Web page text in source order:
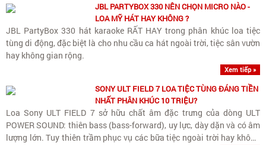
JBL PARTYBOX 330 NÊN CHỌN MICRO NÀO -
LOA MỸ HÁT HAY KHÔNG ?
JBL PartyBox 330 hát karaoke RẤT HAY trong phân khúc loa tiệc
tùng di động, đặc biệt là cho nhu cầu ca hát ngoài trời, tiệc sân vườn
hay không gian rộng.
Xem tiếp »
SONY ULT FIELD 7 LOA TIỆC TÙNG ĐÁNG TIỀN
NHẤT PHÂN KHÚC 10 TRIỆU?
Loa Sony ULT FIELD 7 sở hữu chất âm đặc trưng của dòng ULT
POWER SOUND: thiên bass (bass-forward), uy lực, dày dặn và có âm
lượng lớn. Tuy thiên trầm phục vụ các bữa tiệc ngoài trời hay không